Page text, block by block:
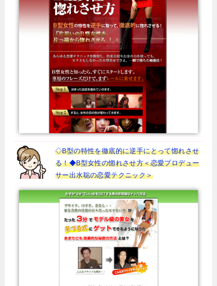
◇B型の特性を徹底的に逆手にとって惚れさせ
る！◆B型女性の惚れさせ方＜恋愛プロデュー
サー出水聡の恋愛テクニック＞